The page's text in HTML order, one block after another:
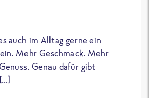
auch im Alltag gerne ein
Mehr Geschmack. Mehr
Genau dafür gibt